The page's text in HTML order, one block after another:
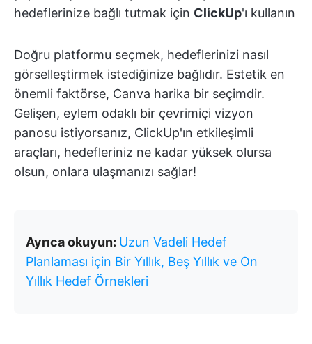
hedeflerinize bağlı tutmak için ClickUp'ı kullanın
Doğru platformu seçmek, hedeflerinizi nasıl
görselleştirmek istediğinize bağlıdır. Estetik en
önemli faktörse, Canva harika bir seçimdir.
Gelişen, eylem odaklı bir çevrimiçi vizyon
panosu istiyorsanız, ClickUp'ın etkileşimli
araçları, hedefleriniz ne kadar yüksek olursa
olsun, onlara ulaşmanızı sağlar!
Ayrıca okuyun: Uzun Vadeli Hedef
Planlaması için Bir Yıllık, Beş Yıllık ve On
Yıllık Hedef Örnekleri